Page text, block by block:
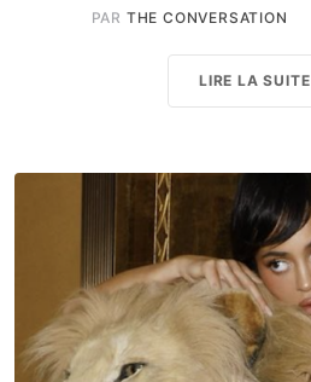
PAR THE CONVERSATION
LIRE LA SUITE